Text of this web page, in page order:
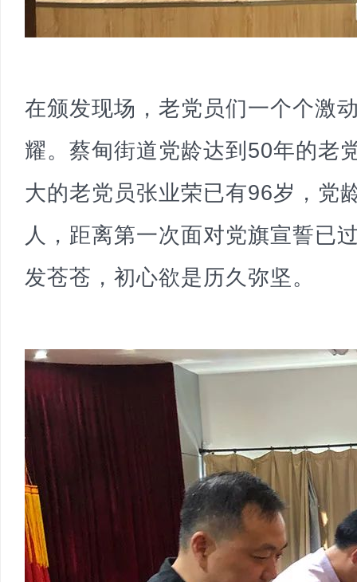
在颁发现场，老党员们一个个激
耀。蔡甸街道党龄达到50年的老
大的老党员张业荣已有96岁，党
人，距离第一次面对党旗宣誓已
发苍苍，初心欲是历久弥坚。